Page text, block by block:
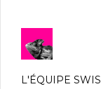
L'ÉQUIPE